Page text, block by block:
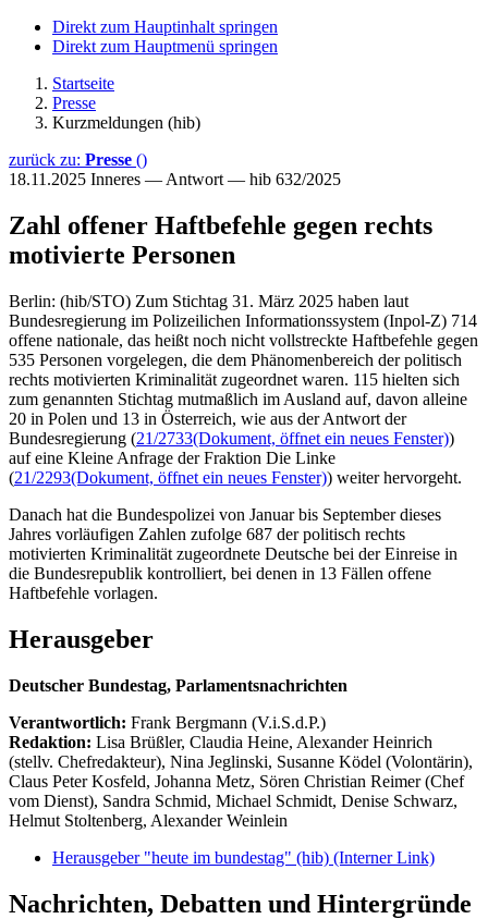
Direkt zum Hauptinhalt springen
Direkt zum Hauptmenü springen
Startseite
Presse
Kurzmeldungen (hib)
zurück zu: Presse ()
18.11.2025 Inneres — Antwort — hib 632/2025
Zahl offener Haftbefehle gegen rechts
motivierte Personen
Berlin: (hib/STO) Zum Stichtag 31. März 2025 haben laut
Bundesregierung im Polizeilichen Informationssystem (Inpol-Z) 714
offene nationale, das heißt noch nicht vollstreckte Haftbefehle gegen
535 Personen vorgelegen, die dem Phänomenbereich der politisch
rechts motivierten Kriminalität zugeordnet waren. 115 hielten sich
zum genannten Stichtag mutmaßlich im Ausland auf, davon alleine
20 in Polen und 13 in Österreich, wie aus der Antwort der
Bundesregierung (21/2733(Dokument, öffnet ein neues Fenster))
auf eine Kleine Anfrage der Fraktion Die Linke
(21/2293(Dokument, öffnet ein neues Fenster)) weiter hervorgeht.
Danach hat die Bundespolizei von Januar bis September dieses
Jahres vorläufigen Zahlen zufolge 687 der politisch rechts
motivierten Kriminalität zugeordnete Deutsche bei der Einreise in
die Bundesrepublik kontrolliert, bei denen in 13 Fällen offene
Haftbefehle vorlagen.
Herausgeber
Deutscher Bundestag, Parlamentsnachrichten
Verantwortlich: Frank Bergmann (V.i.S.d.P.)
Redaktion: Lisa Brüßler, Claudia Heine, Alexander Heinrich
(stellv. Chefredakteur), Nina Jeglinski, Susanne Ködel (Volontärin),
Claus Peter Kosfeld, Johanna Metz, Sören Christian Reimer (Chef
vom Dienst), Sandra Schmid, Michael Schmidt, Denise Schwarz,
Helmut Stoltenberg, Alexander Weinlein
Herausgeber "heute im bundestag" (hib) (Interner Link)
Nachrichten, Debatten und Hintergründe